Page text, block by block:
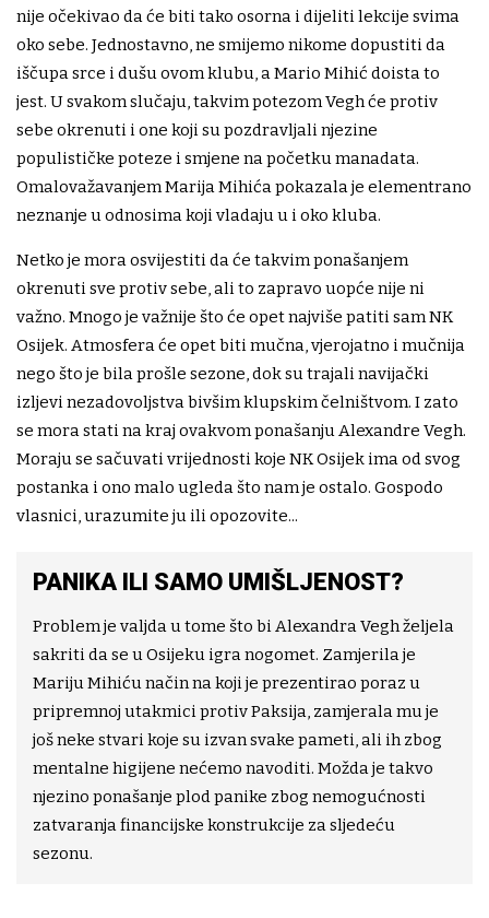
nije očekivao da će biti tako osorna i dijeliti lekcije svima
oko sebe. Jednostavno, ne smijemo nikome dopustiti da
iščupa srce i dušu ovom klubu, a Mario Mihić doista to
jest. U svakom slučaju, takvim potezom Vegh će protiv
sebe okrenuti i one koji su pozdravljali njezine
populističke poteze i smjene na početku manadata.
Omalovažavanjem Marija Mihića pokazala je elementrano
neznanje u odnosima koji vladaju u i oko kluba.
Netko je mora osvijestiti da će takvim ponašanjem
okrenuti sve protiv sebe, ali to zapravo uopće nije ni
važno. Mnogo je važnije što će opet najviše patiti sam NK
Osijek. Atmosfera će opet biti mučna, vjerojatno i mučnija
nego što je bila prošle sezone, dok su trajali navijački
izljevi nezadovoljstva bivšim klupskim čelništvom. I zato
se mora stati na kraj ovakvom ponašanju Alexandre Vegh.
Moraju se sačuvati vrijednosti koje NK Osijek ima od svog
postanka i ono malo ugleda što nam je ostalo. Gospodo
vlasnici, urazumite ju ili opozovite...
PANIKA ILI SAMO UMIŠLJENOST?
Problem je valjda u tome što bi Alexandra Vegh željela
sakriti da se u Osijeku igra nogomet. Zamjerila je
Mariju Mihiću način na koji je prezentirao poraz u
pripremnoj utakmici protiv Paksija, zamjerala mu je
još neke stvari koje su izvan svake pameti, ali ih zbog
mentalne higijene nećemo navoditi. Možda je takvo
njezino ponašanje plod panike zbog nemogućnosti
zatvaranja financijske konstrukcije za sljedeću
sezonu.